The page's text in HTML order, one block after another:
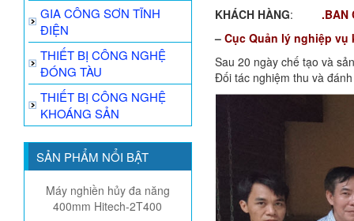
GIA CÔNG SƠN TĨNH
ĐIỆN
THIẾT BỊ CÔNG NGHỆ
ĐÓNG TÀU
THIẾT BỊ CÔNG NGHỆ
KHOÁNG SẢN
SẢN PHẨM NỔI BẬT
Máy nghiền hủy đa năng
400mm Hitech-2T400
KHÁCH HÀNG:.BAN
– Cục Quản lý nghiệp vụ
Sau 20 ngày chế tạo và
Đối tác nghiệm thu và